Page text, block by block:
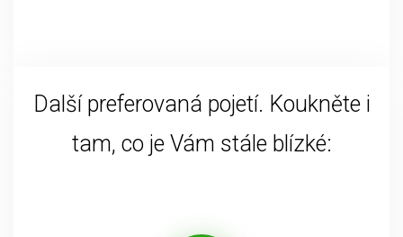
Další preferovaná pojetí. Koukněte i
tam, co je Vám stále blízké: